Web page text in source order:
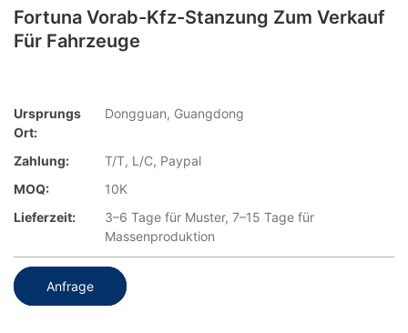
Fortuna Vorab-Kfz-Stanzung Zum Verkauf
Für Fahrzeuge
Ursprungs
Ort:
Dongguan, Guangdong
Zahlung:
T/T, L/C, Paypal
MOQ:
10K
Lieferzeit:
3–6 Tage für Muster, 7–15 Tage für
Massenproduktion
Anfrage